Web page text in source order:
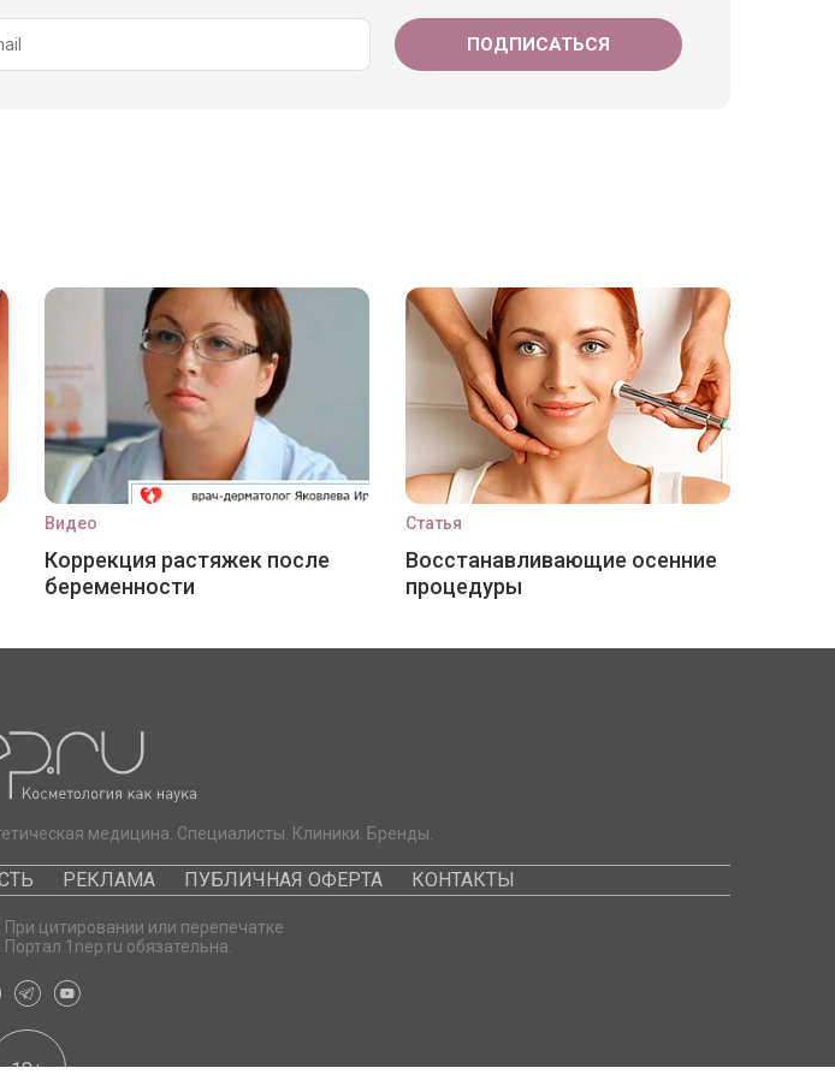
Видео
Коррекция растяжек после
беременности
Статья
Восстанавливающие осенние
процедуры
медицина. Специалисты. Клиники. Бренды.
РЕКЛАМА ПУБЛИЧНАЯ ОФЕРТА КОНТАКТЫ
цитировании или перепечатке
1nep.ru обязательна.
18+